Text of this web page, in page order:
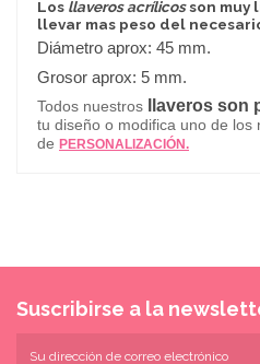
Los llaveros acrílicosson muy
llevar mas peso del
Diámetro aprox: 45 mm.
Grosor aprox: 5 mm.
Todos nuestros llaveros son
tu diseño o modifica uno de los
de PERSONALIZACIÓN.
Suscribirse a la